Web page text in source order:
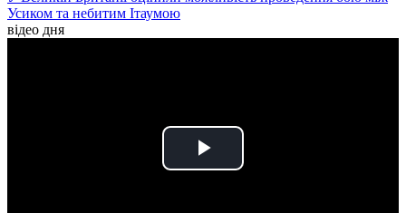
Усиком та небитим Ітаумою
відео дня
Play